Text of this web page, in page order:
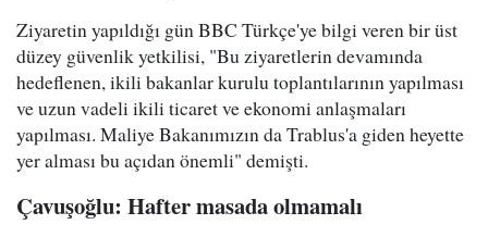
Ziyaretin yapıldığı gün BBC Türkçe'ye bilgi veren bir üst
düzey güvenlik yetkilisi, "Bu ziyaretlerin devamında
hedeflenen, ikili bakanlar kurulu toplantılarının yapılması
ve uzun vadeli ikili ticaret ve ekonomi anlaşmaları
yapılması. Maliye Bakanımızın da Trablus'a giden heyette
yer alması bu açıdan önemli" demişti.
Çavuşoğlu: Hafter masada olmamalı